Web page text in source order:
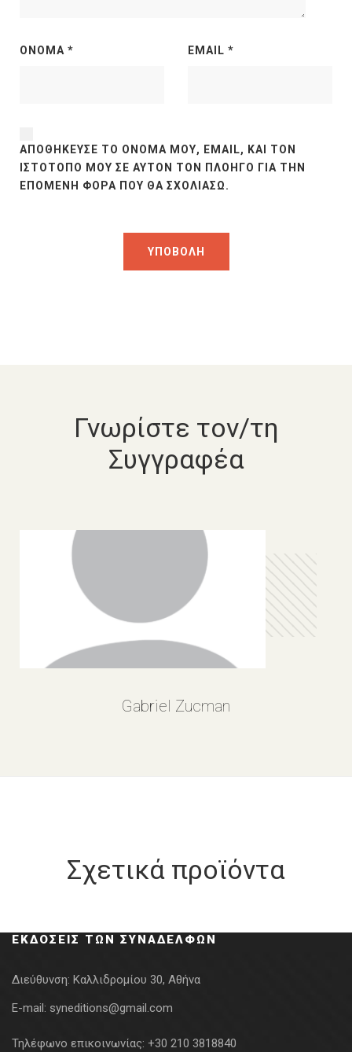
ΌΝΟΜΑ * EMAIL *
ΑΠΟΘΉΚΕΥΣΕ ΤΟ ΌΝΟΜΆ ΜΟΥ, EMAIL, ΚΑΙ ΤΟΝ
ΙΣΤΌΤΟΠΟ ΜΟΥ ΣΕ ΑΥΤΌΝ ΤΟΝ ΠΛΟΗΓΌ ΓΙΑ ΤΗΝ
ΕΠΌΜΕΝΗ ΦΟΡΆ ΠΟΥ ΘΑ ΣΧΟΛΙΆΣΩ.
Γνωρίστε τον/τη
Συγγραφέα
Gabriel Zucman
Σχετικά προϊόντα
ΕΚΔΌΣΕΙΣ ΤΩΝ ΣΥΝΑΔΈΛΦΩΝ
Διεύθυνση: Καλλιδρομίου 30, Αθήνα
E-mail: syneditions@gmail.com
Τηλέφωνο επικοινωνίας: +30 210 3818840